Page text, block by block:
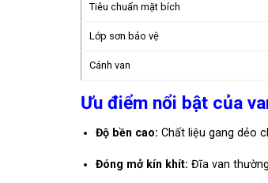
Tiêu chuẩn mặt bích
Lớp sơn bảo vệ
Cánh van
Ưu điểm nổi bật của
Độ bền cao: Chất liệu gang dẻo
Đóng mở kín khít: Đĩa van